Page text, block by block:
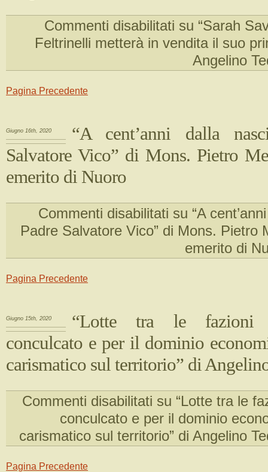
Commenti disabilitati su “Sarah
Feltrinelli metterà in vendita il suo
Angelino
Pagina Precedente
Giugno 16th, 2020
“A cent’anni dalla
Salvatore Vico” di Mons. Pietro
emerito di Nuoro
Commenti disabilitati su “A
Padre Salvatore Vico” di Mons. Pietro
emerito di
Pagina Precedente
Giugno 15th, 2020
“Lotte tra le fazioni
conculcato e per il dominio
carismatico sul territorio” di
Commenti disabilitati su “Lotte tra le
conculcato e per il dominio
carismatico sul territorio” di Angelino
Pagina Precedente